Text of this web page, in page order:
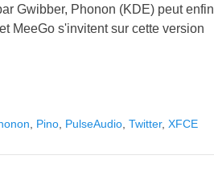
Gwibber, Phonon (KDE) peut enfin
MeeGo s'invitent sur cette version
Pino PulseAudio Twitter, XFCE